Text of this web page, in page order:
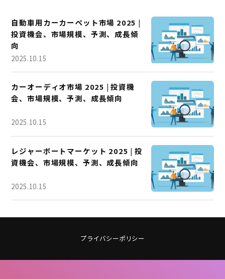
自動車用カーカーペット市場 2025 |
投資機会、市場規模、予測、成長傾
向
2025.10.15
カーオーディオ市場 2025 | 投資機
会、市場規模、予測、成長傾向
2025.10.15
レジャーボートマーケット 2025 | 投
資機会、市場規模、予測、成長傾向
2025.10.15
プライバシーポリシー